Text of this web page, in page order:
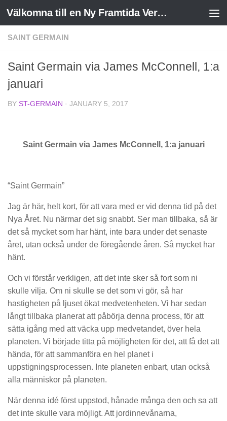
Skip to content Välkomna till en Ny Framtida Verklighet
SAINT GERMAIN
Saint Germain via James McConnell, 1:a
januari
BY ST-GERMAIN · JANUARY 5, 2017
Saint Germain via James McConnell, 1:a januari
“Saint Germain”
Jag är här, helt kort, för att vara med er vid denna tid på det
Nya Året. Nu närmar det sig snabbt. Ser man tillbaka, så är
det så mycket som har hänt, inte bara under det senaste
året, utan också under de föregående åren. Så mycket har
hänt.
Och vi förstår verkligen, att det inte sker så fort som ni
skulle vilja. Om ni skulle se det som vi gör, så har
hastigheten på ljuset ökat medvetenheten. Vi har sedan
långt tillbaka planerat att påbörja denna process, för att
sätta igång med att väcka upp medvetandet, över hela
planeten. Vi började titta på möjligheten för det, att få det att
hända, för att sammanföra en hel planet i
uppstigningsprocessen. Inte planeten enbart, utan också
alla människor på planeten.
När denna idé först uppstod, hånade många den och sa att
det inte skulle vara möjligt. Att jordinnevånarna,